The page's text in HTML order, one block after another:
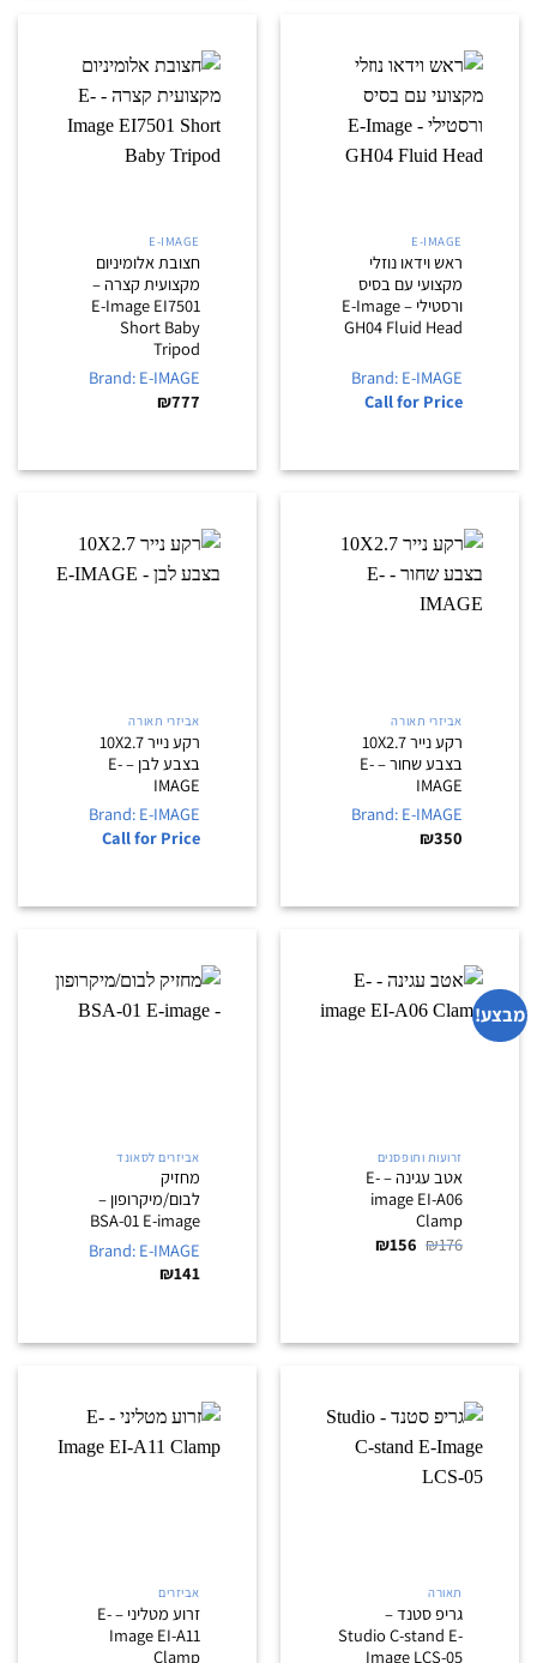
E-IMAGE
ראש וידאו נוזלי
מקצועי עם בסיס
ורסטילי – E-Image
GH04 Fluid Head
Brand: E-IMAGE
Call for Price
E-IMAGE
חצובת אלומיניום
מקצועית קצרה –
E-Image EI7501
Short Baby
Tripod
Brand: E-IMAGE
₪777
אביזרי תאורה
רקע נייר 10X2.7
בצבע שחור – E-
IMAGE
Brand: E-IMAGE
₪350
אביזרי תאורה
רקע נייר 10X2.7
בצבע לבן – E-
IMAGE
Brand: E-IMAGE
Call for Price
מבצע!
זרועות ותופסנים
אטב עגינה – E-
image EI-A06
Clamp
₪176 המחיר
המקורי
₪156 המחיר
אביזרים לסאונד
מחזיק
לבום/מיקרופון –
BSA-01 E-image
Brand: E-IMAGE
₪141
תאורה
גריפ סטנד –
Studio C-stand E-
Image LCS-05
אביזרים
זרוע מטליני – E-
Image EI-A11
Clamp